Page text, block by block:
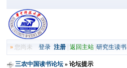
» 您尚未登录 注册 |返回主站 |研究生读书
三农中国读书论坛 » 论坛提示